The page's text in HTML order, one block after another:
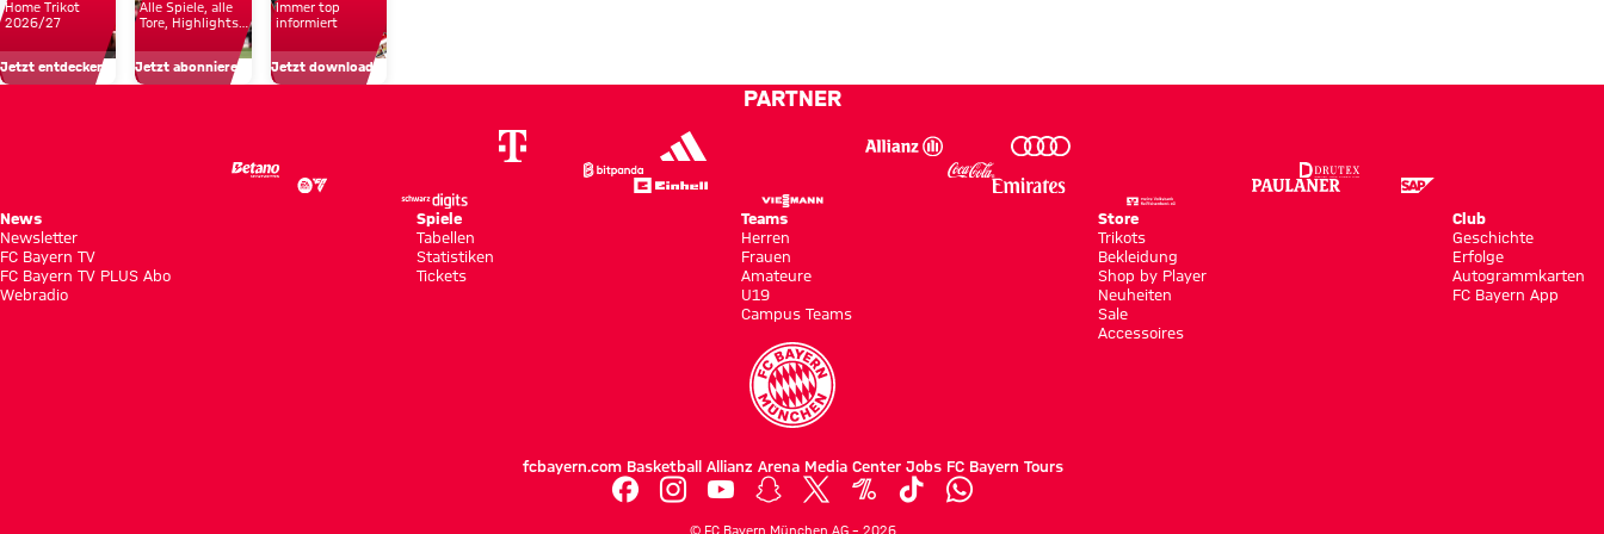
mit
Testspielsieg
Reichweite
und
Fan-
zu
bekommen“
Profis
Jeju SK
2:1
Home Trikot
2026/27
Jetzt entdecken
Alle Spiele, alle
Tore, Highlights
Jetzt abonnieren!
Immer top
informiert
Jetzt downloaden!
PARTNER
News
Newsletter
FC Bayern TV
FC Bayern TV PLUS Abo
Webradio
Spiele
Tabellen
Statistiken
Tickets
Teams
Herren
Frauen
Amateure
U19
Campus Teams
Store
Trikots
Bekleidung
Shop by Player
Neuheiten
Sale
Accessoires
Club
Geschichte
Erfolge
Autogrammkarten
FC Bayern App
fcbayern.com Basketball Allianz Arena Media Center Jobs FC Bayern Tours
© FC Bayern München AG – 2026